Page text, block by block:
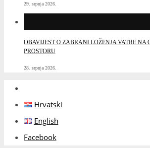
29. srpnja 2026.
OBAVIJEST O ZABRANI LOŽENJA VATRE NA
PROSTORU
28. srpnja 2026.
Hrvatski
English
Facebook